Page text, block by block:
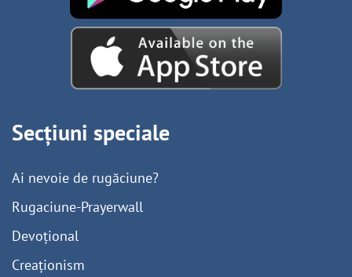
Secțiuni speciale
Ai nevoie de rugăciune?
Rugaciune-Prayerwall
Devoțional
Creaționism